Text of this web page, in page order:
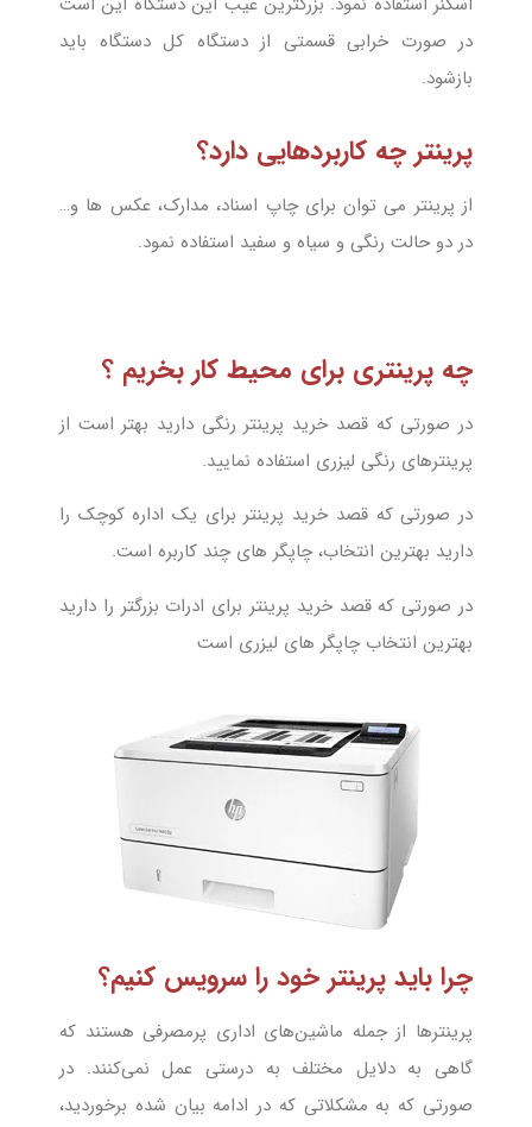
در صورت خرابی قسمتی از دستگاه کل دستگاه باید
بازشود.
پرینتر چه کاربردهایی دارد؟
از پرینتر می توان برای چاپ اسناد، مدارک، عکس ها و…
در دو حالت رنگی و سیاه و سفید استفاده نمود.
چه پرینتری برای محیط کار بخریم ؟
در صورتی که قصد خرید پرینتر رنگی دارید بهتر است از
پرینترهای رنگی لیزری استفاده نمایید.
در صورتی که قصد خرید پرینتر برای یک اداره کوچک را
دارید بهترین انتخاب، چاپگر های چند کاربره است.
در صورتی که قصد خرید پرینتر برای ادرات بزرگتر را دارید
بهترین انتخاب چاپگر های لیزری است
چرا باید پرینتر خود را سرویس کنیم؟
پرینتر‌ها از جمله ماشین‌های اداری پر‌مصرفی هستند که
گاهی به دلایل مختلف به درستی عمل نمی‌کنند. در
صورتی که به مشکلاتی که در ادامه بیان شده برخوردید،